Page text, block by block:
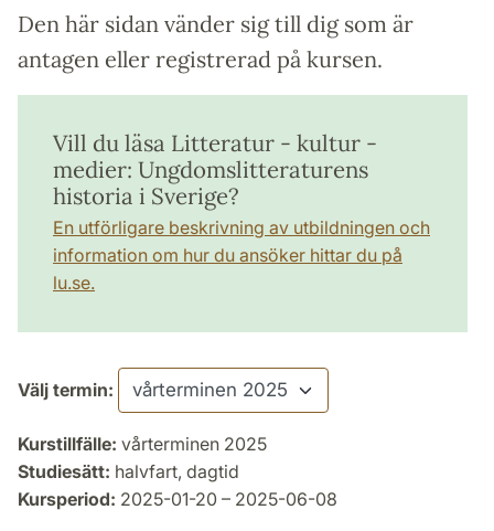
Den här sidan vänder sig till dig som är
antagen eller registrerad på kursen.
Vill du läsa Litteratur - kultur -
medier: Ungdomslitteraturens
historia i Sverige?
En utförligare beskrivning av utbildningen och
information om hur du ansöker hittar du på
lu.se.
Välj termin:
Kurstillfälle: vårterminen 2025
Studiesätt: halvfart, dagtid
Kursperiod: 2025-01-20 – 2025-06-08